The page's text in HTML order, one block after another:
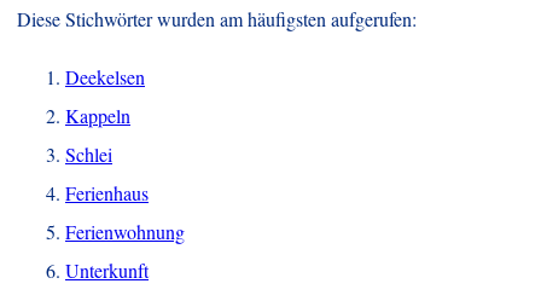
Diese Stichwörter wurden am häufigsten aufgerufen:
Deekelsen
Kappeln
Schlei
Ferienhaus
Ferienwohnung
Unterkunft